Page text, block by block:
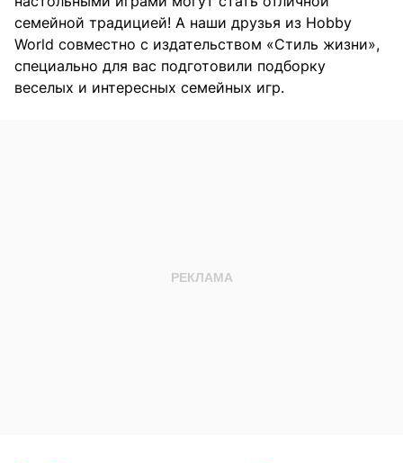
семейной традицией! А наши друзья из Hobby
World совместно с издательством «Стиль жизни»,
специально для вас подготовили подборку
веселых и интересных семейных игр.